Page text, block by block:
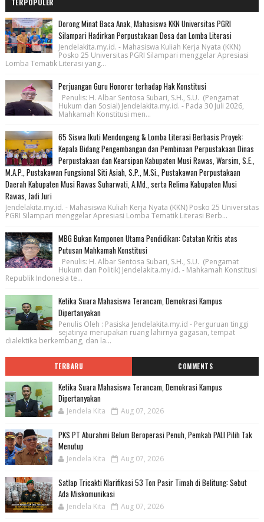
TERPOPULER
Dorong Minat Baca Anak, Mahasiswa KKN Universitas PGRI
Silampari Hadirkan Perpustakaan Desa dan Lomba Literasi
Jendelakita.my.id. - Mahasiswa Kuliah Kerja Nyata (KKN)
Posko 25 Universitas PGRI Silampari menggelar Apresiasi
Lomba Tematik Literasi yang...
Perjuangan Guru Honorer terhadap Hak Konstitusi
Penulis: H. Albar Sentosa Subari, S.H., S.U. (Pengamat
Hukum dan Sosial) Jendelakita.my.id. - Pada 30 Juli 2026,
Mahkamah Konstitusi men...
65 Siswa Ikuti Mendongeng & Lomba Literasi Berbasis Proyek:
Kepala Bidang Pengembangan dan Pembinaan Perpustakaan Dinas
Perpustakaan dan Kearsipan Kabupaten Musi Rawas, Warsim, S.E.,
M.A.P., Pustakawan Fungsional Siti Asiah, S.P., M.Si., Pustakawan Perpustakaan
Daerah Kabupaten Musi Rawas Suharwati, A.Md., serta Relima Kabupaten Musi
Rawas, Jadi Juri
Jendelakita.my.id. - Mahasiswa Kuliah Kerja Nyata (KKN) Posko 25 Universitas
PGRI Silampari menggelar Apresiasi Lomba Tematik Literasi Berb...
MBG Bukan Komponen Utama Pendidikan: Catatan Kritis atas
Putusan Mahkamah Konstitusi
Penulis: H. Albar Sentosa Subari, S.H., S.U. (Pengamat
Hukum dan Politik) Jendelakita.my.id. - Mahkamah Konstitusi
Republik Indonesia te...
Ketika Suara Mahasiswa Terancam, Demokrasi Kampus
Dipertanyakan
Penulis Oleh : Pasiska Jendelakita.my.id - Perguruan tinggi
sejatinya merupakan ruang lahirnya gagasan, tempat
dialektika berkembang, dan la...
TERBARU COMMENTS
Ketika Suara Mahasiswa Terancam, Demokrasi Kampus
Dipertanyakan
Jendela Kita Aug 07, 2026
PKS PT Aburahmi Belum Beroperasi Penuh, Pemkab PALI Pilih Tak
Menutup
Jendela Kita Aug 07, 2026
Satlap Tricakti Klarifikasi 53 Ton Pasir Timah di Belitung: Sebut
Ada Miskomunikasi
Jendela Kita Aug 07, 2026